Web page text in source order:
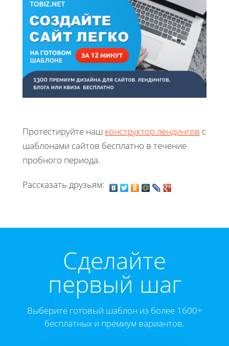
Протестируйте наш конструктор лендингов с
шаблонами сайтов бесплатно в течение
пробного периода.
Рассказать друзьям:
Cделайте
первый шаг
Выберите готовый шаблон из более 1600+
бесплатных и премиум вариантов.